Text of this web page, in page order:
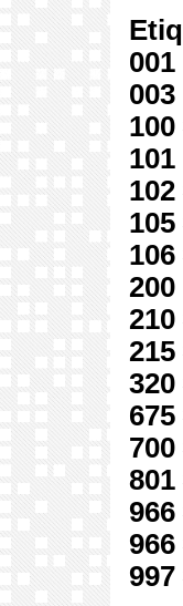
001
003
100
101
102
105
106
200
210
215
320
675
700
801
966
966
997